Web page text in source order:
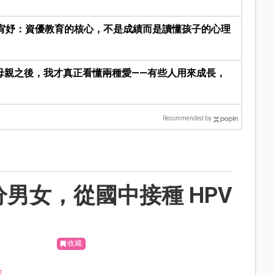
妤：資優教育的核心，不是成績而是讀懂孩子的心理
之後，我才真正看懂兩種愛——有些人用來成長，
Recommended by
女，從國中接種 HPV
收藏